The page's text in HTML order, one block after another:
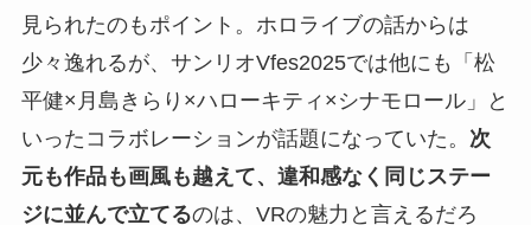
見られたのもポイント。ホロライブの話からは
少々逸れるが、サンリオVfes2025では他にも「松
平健×月島きらり×ハローキティ×シナモロール」と
いったコラボレーションが話題になっていた。 次
元も作品も画風も越えて、違和感なく同じステー
ジに並んで立てるのは、VRの魅力と言えるだろ